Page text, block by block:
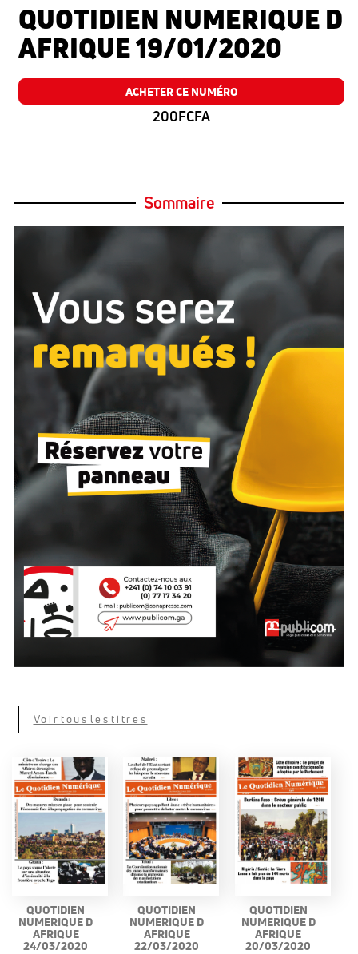
QUOTIDIEN NUMERIQUE D
AFRIQUE 19/01/2020
ACHETER CE NUMÉRO
200FCFA
Sommaire
Voir tous les titres
QUOTIDIEN
NUMERIQUE D
AFRIQUE
24/03/2020
QUOTIDIEN
NUMERIQUE D
AFRIQUE
22/03/2020
QUOTIDIEN
NUMERIQUE D
AFRIQUE
20/03/2020